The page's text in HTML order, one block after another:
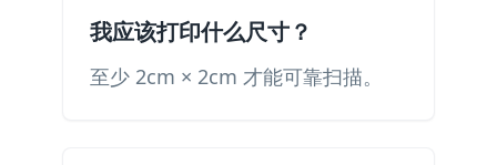
我应该打印什么尺寸？
至少 2cm × 2cm 才能可靠扫描。